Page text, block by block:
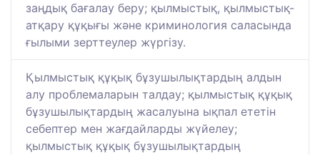
заңдық бағалау беру; қылмыстық, қылмыстық-
атқару құқығы және криминология саласында
ғылыми зерттеулер жүргізу.
Қылмыстық құқық бұзушылықтардың алдын
алу проблемаларын талдау; қылмыстық құқық
бұзушылықтардың жасалуына ықпал ететін
себептер мен жағдайларды жүйелеу;
қылмыстық құқық бұзушылықтардың